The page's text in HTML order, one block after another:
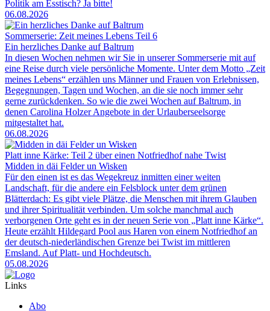
Politik am Esstisch? Ja bitte!
06.08.2026
Sommerserie: Zeit meines Lebens Teil 6
Ein herzliches Danke auf Baltrum
In diesen Wochen nehmen wir Sie in unserer Sommerserie mit auf
eine Reise durch viele persönliche Momente. Unter dem Motto „Zeit
meines Lebens“ erzählen uns Männer und Frauen von Erlebnissen,
Begegnungen, Tagen und Wochen, an die sie noch immer sehr
gerne zurückdenken. So wie die zwei Wochen auf Baltrum, in
denen Carolina Holzer Angebote in der Urlauberseelsorge
mitgestaltet hat.
06.08.2026
Platt inne Kärke: Teil 2 über einen Notfriedhof nahe Twist
Midden in däi Felder un Wisken
Für den einen ist es das Wegekreuz inmitten einer weiten
Landschaft, für die andere ein Felsblock unter dem grünen
Blätterdach: Es gibt viele Plätze, die Menschen mit ihrem Glauben
und ihrer Spiritualität verbinden. Um solche manchmal auch
verborgenen Orte geht es in der neuen Serie von „Platt inne Kärke“.
Heute erzählt Hildegard Pool aus Haren von einem Notfriedhof an
der deutsch-niederländischen Grenze bei Twist im mittleren
Emsland. Auf Platt- und Hochdeutsch.
05.08.2026
Links
Abo